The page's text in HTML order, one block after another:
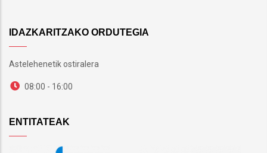
IDAZKARITZAKO ORDUTEGIA
Astelehenetik ostiralera
08:00 - 16:00
ENTITATEAK